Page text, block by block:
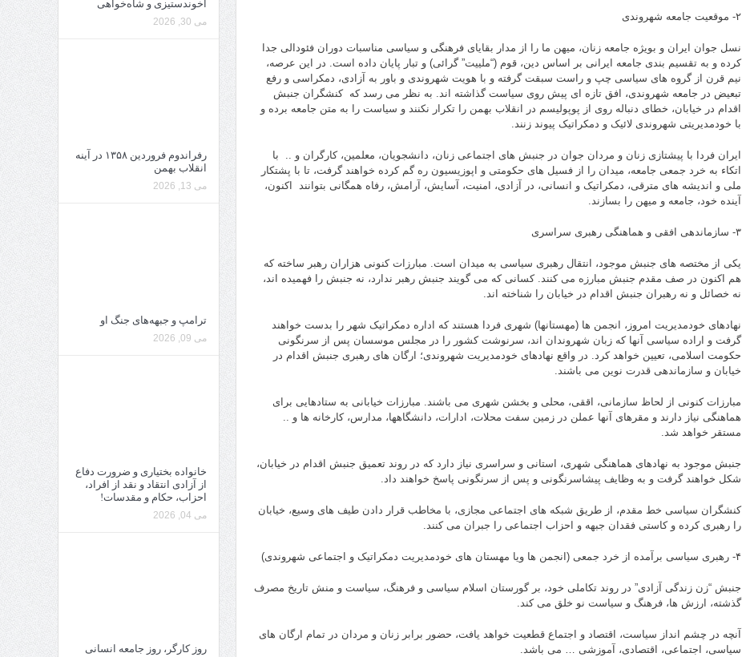
۲- موقعیت جامعه شهروندی
نسل جوان ایران و بویژه جامعه زنان، میهن ما را از مدار بقایای فرهنگی و سیاسی مناسبات دوران فئودالی جدا
کرده و به تقسیم بندی جامعه ایرانی بر اساس دین، قوم (“ملییت” گرائی) و تبار پایان داده است. در این عرصه،
نیم قرن از گروه های سیاسی چپ و راست سبقت گرفته و با هویت شهروندی و باور به آزادی، دمکراسی و رفع
تبعیض در جامعه شهروندی، افق تازه ای پیش روی سیاست گذاشته اند. به نظر می رسد که کنشگران جنبش
اقدام در خیابان، خطای دنباله روی از پوپولیسم در انقلاب بهمن را تکرار نکنند و سیاست را به متن جامعه برده و
با خودمدیریتی شهروندی لائیک و دمکراتیک پیوند زنند.
ایران فردا با پیشتازی زنان و مردان جوان در جنبش های اجتماعی زنان، دانشجویان، معلمین، کارگران و .. با
اتکاء به خرد جمعی جامعه، میدان را از فسیل های حکومتی و اپوزیسیون ره گم کرده خواهند گرفت، تا با پشتکار
ملی و اندیشه های مترقی، دمکراتیک و انسانی، در آزادی، امنیت، آسایش، آرامش، رفاه همگانی بتوانند اکنون،
آینده خود، جامعه و میهن را بسازند.
۳- سازماندهی افقی و هماهنگی رهبری سراسری
یکی از مختصه های جنبش موجود، انتقال رهبری سیاسی به میدان است. مبارزات کنونی هزاران رهبر ساخته که
هم اکنون در صف مقدم جنبش مبارزه می کنند. کسانی که می گویند جنبش رهبر ندارد، نه جنبش را فهمیده اند،
نه خصائل و نه رهبران جنبش اقدام در خیابان را شناخته اند.
نهادهای خودمدیریت امروز، انجمن ها (مهستانها) شهری فردا هستند که اداره دمکراتیک شهر را بدست خواهند
گرفت و اراده سیاسی آنها که زبان شهروندان اند، سرنوشت کشور را در مجلس موسسان پس از سرنگونی
حکومت اسلامی، تعیین خواهد کرد. در واقع نهادهای خودمدیریت شهروندی؛ ارگان های رهبری جنبش اقدام در
خیابان و سازماندهی قدرت نوین می باشند.
مبارزات کنونی از لحاظ سازمانی، اققی، محلی و بخشن شهری می باشند. مبارزات خیابانی به ستادهایی برای
هماهنگی نیاز دارند و مقرهای آنها عملن در زمین سفت محلات، ادارات، دانشگاهها، مدارس، کارخانه ها و ..
مستقر خواهد شد.
جنبش موجود به نهادهای هماهنگی شهری، استانی و سراسری نیاز دارد که در روند تعمیق جنبش اقدام در خیابان،
شکل خواهند گرفت و به وظایف پیشاسرنگونی و پس از سرنگونی پاسخ خواهند داد.
کنشگران سیاسی خط مقدم، از طریق شبکه های اجتماعی مجازی، با مخاطب قرار دادن طیف های وسیع، خیابان
را رهبری کرده و کاستی فقدان جبهه و احزاب اجتماعی را جبران می کنند.
۴- رهبری سیاسی برآمده از خرد جمعی (انجمن ها ویا مهستان های خودمدیریت دمکراتیک و اجتماعی شهروندی)
جنبش “زن زندگی آزادی” در روند تکاملی خود، بر گورستان اسلام سیاسی و فرهنگ، سیاست و منش تاریخ مصرف
گذشته، ارزش ها، فرهنگ و سیاست نو خلق می کند.
آنچه در چشم انداز سیاست، اقتصاد و اجتماع قطعیت خواهد یافت، حضور برابر زنان و مردان در تمام ارگان های
سیاسی، اجتماعی، اقتصادی، آموزشی … می باشد.
آخوندستیزی و شاه‌خواهی
می 30, 2026
رفراندوم فروردین ۱۳۵۸ در آینه
انقلاب بهمن
می 13, 2026
ترامپ و جبهه‌های جنگ او
می 09, 2026
خانواده بختیاری و ضرورت دفاع
از آزادی انتقاد و نقد از افراد،
احزاب، حکام و مقدسات!
می 04, 2026
روز کارگر، روز جامعه انسانی